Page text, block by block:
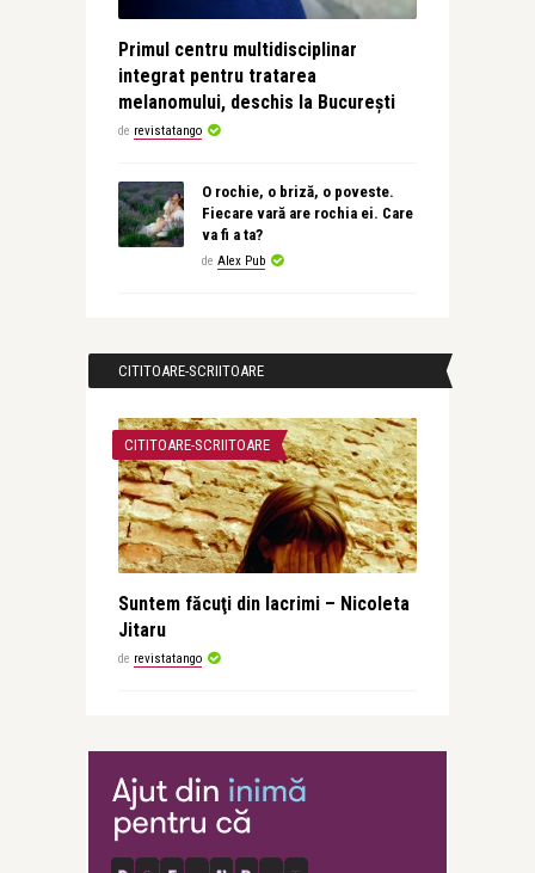
Primul centru multidisciplinar
integrat pentru tratarea
melanomului, deschis la București
de revistatango
O rochie, o briză, o poveste.
Fiecare vară are rochia ei. Care
va fi a ta?
de Alex Pub
CITITOARE-SCRIITOARE
CITITOARE-SCRIITOARE
Suntem făcuţi din lacrimi – Nicoleta
Jitaru
de revistatango